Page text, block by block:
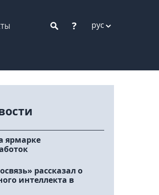
? рус
ярмарке
рассказал о
интеллекта в